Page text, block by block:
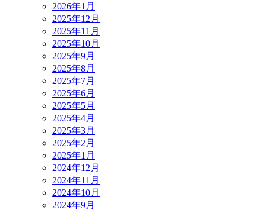
2026年1月
2025年12月
2025年11月
2025年10月
2025年9月
2025年8月
2025年7月
2025年6月
2025年5月
2025年4月
2025年3月
2025年2月
2025年1月
2024年12月
2024年11月
2024年10月
2024年9月